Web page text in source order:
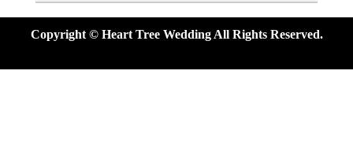
Copyright © Heart Tree Wedding All Rights Reserved.